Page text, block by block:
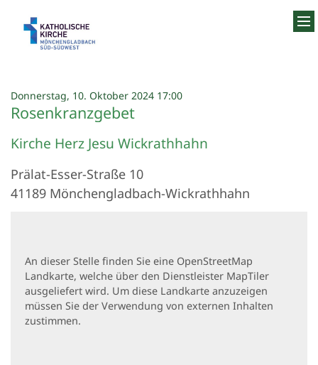
Donnerstag, 10. Oktober 2024 17:00:
Rosenkranzgebet
Kirche Herz Jesu Wickrathhahn
Prälat-Esser-Straße 10
41189 Mönchengladbach-Wickrathhahn
An dieser Stelle finden Sie eine OpenStreetMap
Landkarte, welche über den Dienstleister MapTiler
ausgeliefert wird. Um diese Landkarte anzuzeigen
müssen Sie der Verwendung von externen Inhalten
zustimmen.